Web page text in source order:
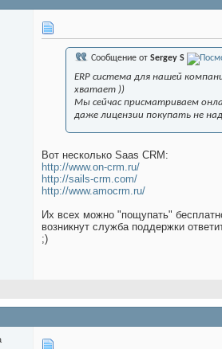
Сообщение от Sergey S
ERP система для нашей
хватает ))
Мы сейчас присматриваем
даже лицензии покупать не
Вот несколько Saas CRM:
http://www.on-crm.ru/
http://sails-crm.com/
http://www.amocrm.ru/
Их всех можно "пощупать"
возникнут служба поддержки
;)